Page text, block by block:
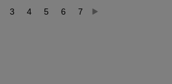
3 4 5 6 7